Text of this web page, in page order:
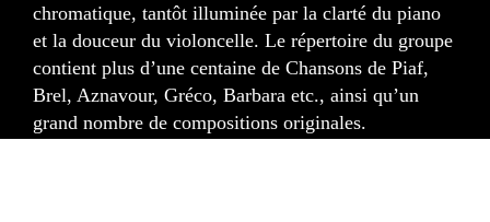
chromatique, tantôt illuminée par la clarté du piano
et la douceur du violoncelle. Le répertoire du groupe
contient plus d’une centaine de Chansons de Piaf,
Brel, Aznavour, Gréco, Barbara etc., ainsi qu’un
grand nombre de compositions originales.